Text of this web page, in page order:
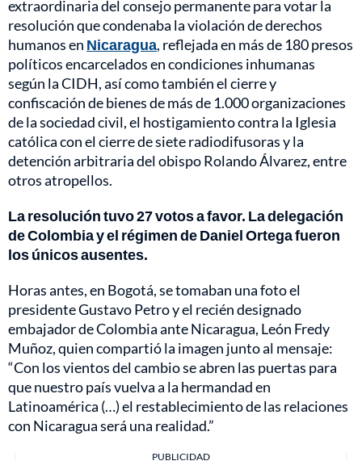
extraordinaria del consejo permanente para votar la
resolución que condenaba la violación de derechos
humanos en Nicaragua, reflejada en más de 180 presos
políticos encarcelados en condiciones inhumanas
según la CIDH, así como también el cierre y
confiscación de bienes de más de 1.000 organizaciones
de la sociedad civil, el hostigamiento contra la Iglesia
católica con el cierre de siete radiodifusoras y la
detención arbitraria del obispo Rolando Álvarez, entre
otros atropellos.
La resolución tuvo 27 votos a favor. La delegación
de Colombia y el régimen de Daniel Ortega fueron
los únicos ausentes.
Horas antes, en Bogotá, se tomaban una foto el
presidente Gustavo Petro y el recién designado
embajador de Colombia ante Nicaragua, León Fredy
Muñoz, quien compartió la imagen junto al mensaje:
“Con los vientos del cambio se abren las puertas para
que nuestro país vuelva a la hermandad en
Latinoamérica (…) el restablecimiento de las relaciones
con Nicaragua será una realidad.”
PUBLICIDAD